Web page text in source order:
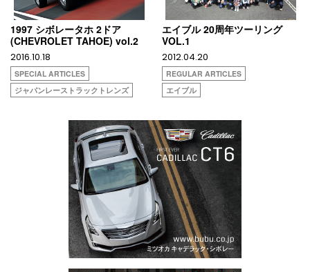
1997 シボレータホ 2ドア
(CHEVROLET TAHOE) vol.2
2016.10.18
SPECIAL ARTICLES
ジャパンレーストラックトレンズ
エイブル 20周年ツーリング
VOL.1
2012.04.20
REGULAR ARTICLES
エイブル